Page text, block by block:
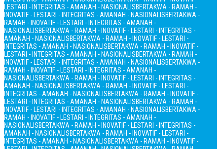
LESTARI - INTEGRITAS - AMANAH - NASIONALISBERTAKWA - RAMAH -
INOVATIF - LESTARI - INTEGRITAS - AMANAH - NASIONALISBERTAKWA -
RAMAH - INOVATIF - LESTARI - INTEGRITAS - AMANAH -
NASIONALISBERTAKWA - RAMAH - INOVATIF - LESTARI - INTEGRITAS -
AMANAH - NASIONALISBERTAKWA - RAMAH - INOVATIF - LESTARI -
INTEGRITAS - AMANAH - NASIONALISBERTAKWA - RAMAH - INOVATIF -
LESTARI - INTEGRITAS - AMANAH - NASIONALISBERTAKWA - RAMAH -
INOVATIF - LESTARI - INTEGRITAS - AMANAH - NASIONALISBERTAKWA -
RAMAH - INOVATIF - LESTARI - INTEGRITAS - AMANAH -
NASIONALISBERTAKWA - RAMAH - INOVATIF - LESTARI - INTEGRITAS -
AMANAH - NASIONALISBERTAKWA - RAMAH - INOVATIF - LESTARI -
INTEGRITAS - AMANAH - NASIONALISBERTAKWA - RAMAH - INOVATIF -
LESTARI - INTEGRITAS - AMANAH - NASIONALISBERTAKWA - RAMAH -
INOVATIF - LESTARI - INTEGRITAS - AMANAH - NASIONALISBERTAKWA -
RAMAH - INOVATIF - LESTARI - INTEGRITAS - AMANAH -
NASIONALISBERTAKWA - RAMAH - INOVATIF - LESTARI - INTEGRITAS -
AMANAH - NASIONALISBERTAKWA - RAMAH - INOVATIF - LESTARI -
INTEGRITAS - AMANAH - NASIONALISBERTAKWA - RAMAH - INOVATIF -